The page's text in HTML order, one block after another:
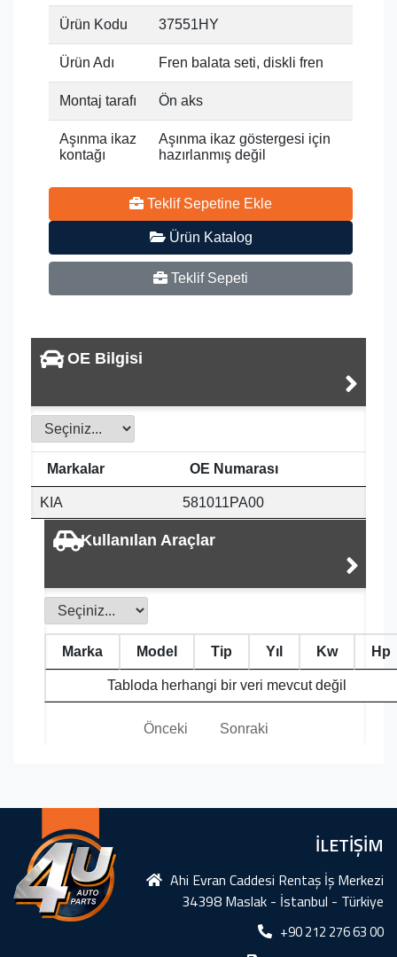
Ürün Kodu 37551HY
Ürün Adı Fren balata seti, diskli fren
Montaj tarafı Ön aks
Aşınma ikaz
kontağı
Aşınma ikaz göstergesi için
hazırlanmış değil
Teklif Sepetine Ekle
Ürün Katalog
Teklif Sepeti
OE Bilgisi
Markalar OE Numarası
KIA 581011PA00
Kullanılan Araçlar
Marka Model Tip Yıl Kw Hp
Tabloda herhangi bir veri mevcut değil
Önceki Sonraki
İLETİŞİM
Ahi Evran Caddesi Rentaş İş Merkezi
34398 Maslak - İstanbul - Türkiye
+90 212 276 63 00